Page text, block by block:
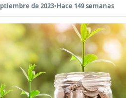
de 2023•Hace 149 semanas